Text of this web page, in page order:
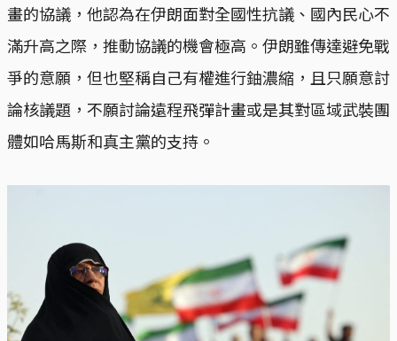
畫的協議，他認為在伊朗面對全國性抗議、國內民心不
滿升高之際，推動協議的機會極高。伊朗雖傳達避免戰
爭的意願，但也堅稱自己有權進行鈾濃縮，且只願意討
論核議題，不願討論遠程飛彈計畫或是其對區域武裝團
體如哈馬斯和真主黨的支持。